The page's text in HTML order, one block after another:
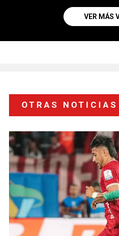
VER MÁS
OTRAS NOTICIAS